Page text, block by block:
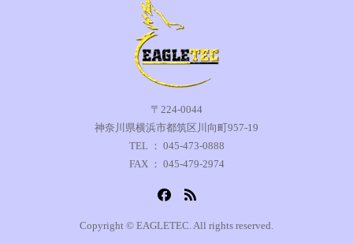
〒224-0044
神奈川県横浜市都筑区川向町957-19
TEL ： 045-473-0888
FAX ： 045-479-2974
Copyright © EAGLETEC. All rights reserved.